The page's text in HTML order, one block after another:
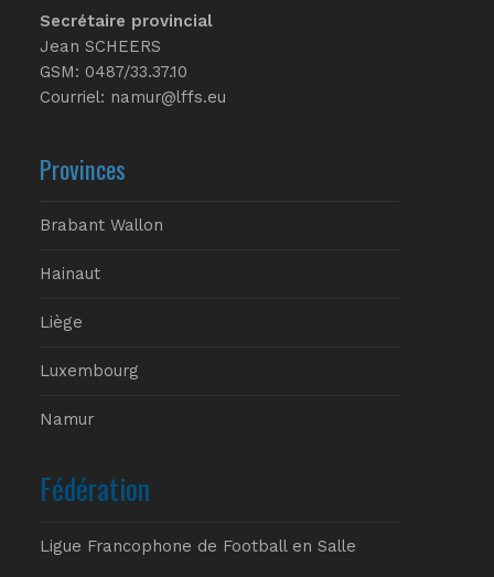
Secrétaire provincial
Jean SCHEERS
GSM: 0487/33.37.10
Courriel: namur@lffs.eu
Provinces
Brabant Wallon
Hainaut
Liège
Luxembourg
Namur
Fédération
Ligue Francophone de Football en Salle